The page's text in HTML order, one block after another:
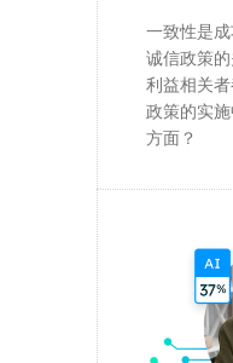
一致性是
诚信政策
利益相关
政策的实
方面？